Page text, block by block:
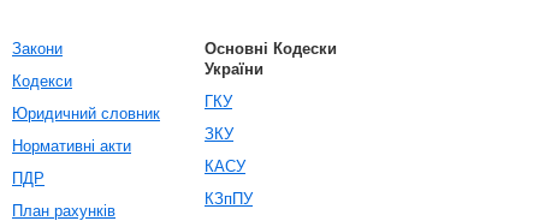
Закони
Кодекси
Юридичний словник
Нормативні акти
ПДР
План рахунків
Основні Кодески
України
ГКУ
ЗКУ
КАСУ
КЗпПУ